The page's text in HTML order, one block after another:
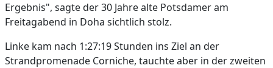
Ergebnis", sagte der 30 Jahre alte Potsdamer am
Freitagabend in Doha sichtlich stolz.
Linke kam nach 1:27:19 Stunden ins Ziel an der
Strandpromenade Corniche, tauchte aber in der zweiten